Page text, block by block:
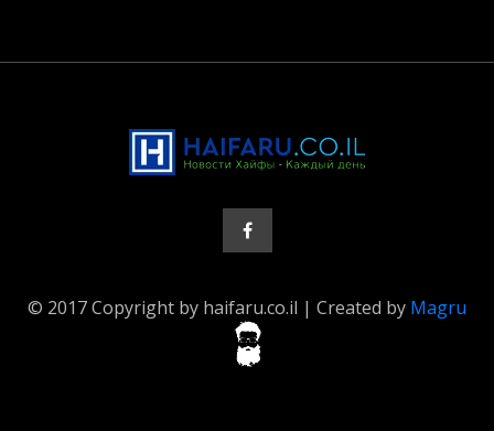
© 2017 Copyright by haifaru.co.il | Created by Magru